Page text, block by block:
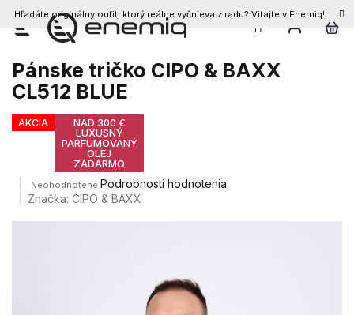
Prejsť
obsah
Hľadáte originálny oufit, ktorý reálne vyčnieva z radu? Vitajte v Enemiq!
Pánske tričko CIPO & BAXX
CL512 BLUE
AKCIA
NAD 300 €
LUXUSNÝ
PARFUMOVANÝ
OLEJ
ZADARMO
Priemerné
hodnotenie
Neohodnotené Podrobnosti hodnotenia
Značka:CIPO & BAXX